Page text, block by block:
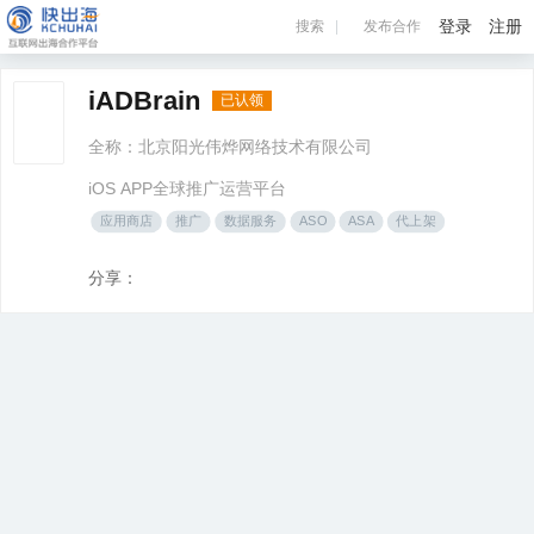
搜索 发布合作 登录 注册
快出海>企业服务 北京阳光伟烨网络技术有限公司
iADBrain 已认领
全称：北京阳光伟烨网络技术有限公司
iOS APP全球推广运营平台
应用商店 推广 数据服务 ASO ASA 代上架
分享：